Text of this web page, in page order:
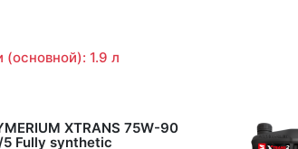
1.9 л
XTRANS 75W-90
5 Fully synthetic